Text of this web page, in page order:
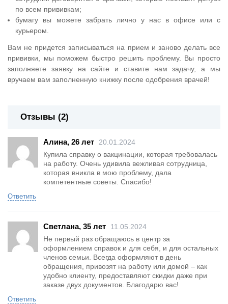
по всем прививкам;
бумагу вы можете забрать лично у нас в офисе или с
курьером.
Вам не придется записываться на прием и заново делать все
прививки, мы поможем быстро решить проблему. Вы просто
заполняете заявку на сайте и ставите нам задачу, а мы
вручаем вам заполненную книжку после одобрения врачей!
Отзывы (2)
Алина, 26 лет 20.01.2024
Купила справку о вакцинации, которая требовалась
на работу. Очень удивила вежливая сотрудница,
которая вникла в мою проблему, дала
компетентные советы. Спасибо!
Ответить
Светлана, 35 лет
11.05.2024
Не первый раз обращаюсь в центр за
оформлением справок и для себя, и для остальных
членов семьи. Всегда оформляют в день
обращения, привозят на работу или домой – как
удобно клиенту, предоставляют скидки даже при
заказе двух документов. Благодарю вас!
Ответить